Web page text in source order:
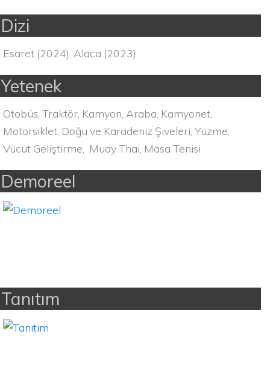
Dizi
Esaret (2024), Alaca (2023)
Yetenek
Otobüs, Traktör, Kamyon, Araba, Kamyonet,
Motorsiklet, Doğu ve Karadeniz Şiveleri, Yüzme,
Vücut Geliştirme, Muay Thai, Masa Tenisi
Demoreel
Tanıtım